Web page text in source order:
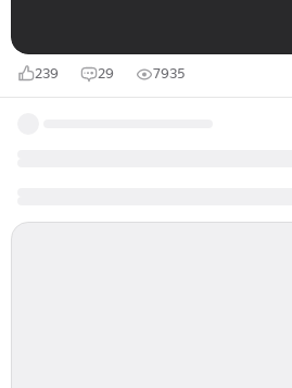
239 29 7935